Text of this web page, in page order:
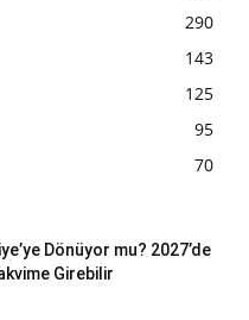
290
143
125
95
70
Dönüyor mu? 2027’de
Girebilir